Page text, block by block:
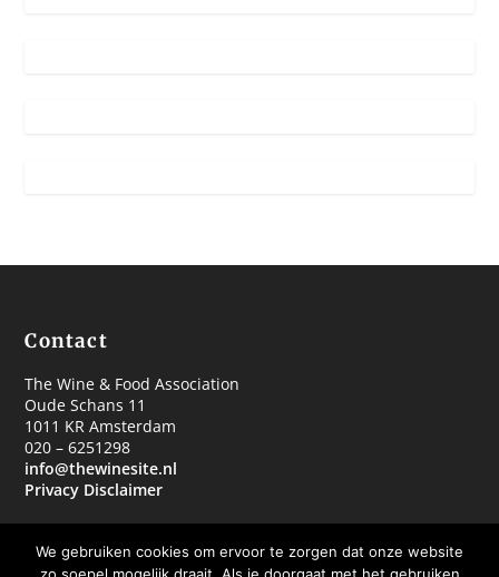
Contact
The Wine & Food Association
Oude Schans 11
1011 KR Amsterdam
020 – 6251298
info@thewinesite.nl
Privacy Disclaimer
We gebruiken cookies om ervoor te zorgen dat onze website